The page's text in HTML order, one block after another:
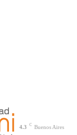
4.3 C Buenos Aires